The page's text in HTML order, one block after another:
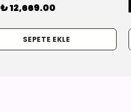
₺ 12,669.00
SEPETE EKLE